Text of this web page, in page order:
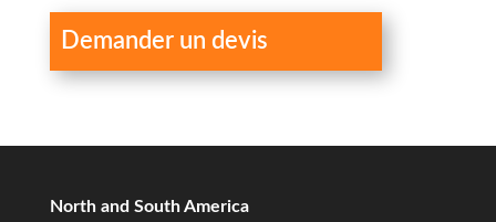
Demander un devis
North and South America